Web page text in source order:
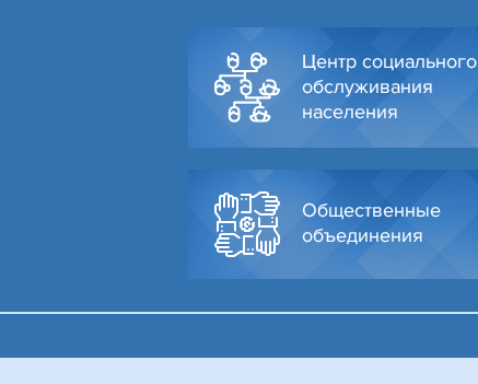
Центр социального
обслуживания
населения
Общественные
объединения